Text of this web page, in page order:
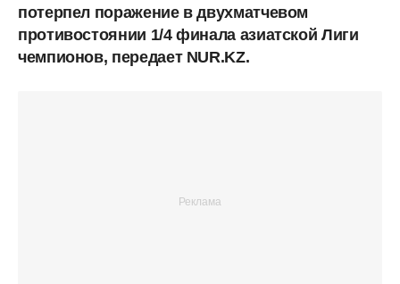
потерпел поражение в двухматчевом
противостоянии 1/4 финала азиатской Лиги
чемпионов, передает NUR.KZ.